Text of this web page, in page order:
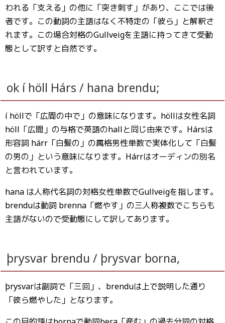
われる「支える」の他に「突き刺す」があり、ここでは後
者です。この動詞の主語はなく不特定の「彼ら」と解釈さ
れます。この場合対格のGullveigを主語に持ってきて受動
態として訳すと自然です。
ok í höll Hárs / hana brendu;
í höllで「広間の中で」の意味になります。höllは女性名詞
höll「広間」の与格で英語のhallと同じ由来です。Hársは
形容詞 hárr「白髪の」の属格男性単数で実体化して「白髪
の男の」という意味になります。Hárrはオーディンの別名
と言われています。
hana は人称代名詞の対格女性単数でGullveigを指します。
brenduは動詞 brenna「燃やす」の三人称複数でこちらも
主語がないので受動態にして訳してあります。
þrysvar brendu / þrysvar borna,
þrysvarは副詞で「三回」、brenduは上で説明した通り
「彼ら燃やした」となります。